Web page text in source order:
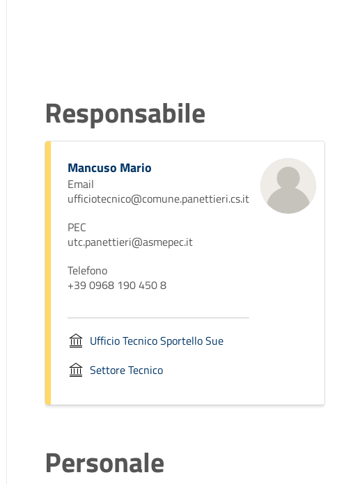
Responsabile
Mancuso Mario
Email
ufficiotecnico@comune.panettieri.cs.it
PEC
utc.panettieri@asmepec.it
Telefono
+39 0968 190 450 8
Ufficio Tecnico Sportello Sue
Settore Tecnico
Personale